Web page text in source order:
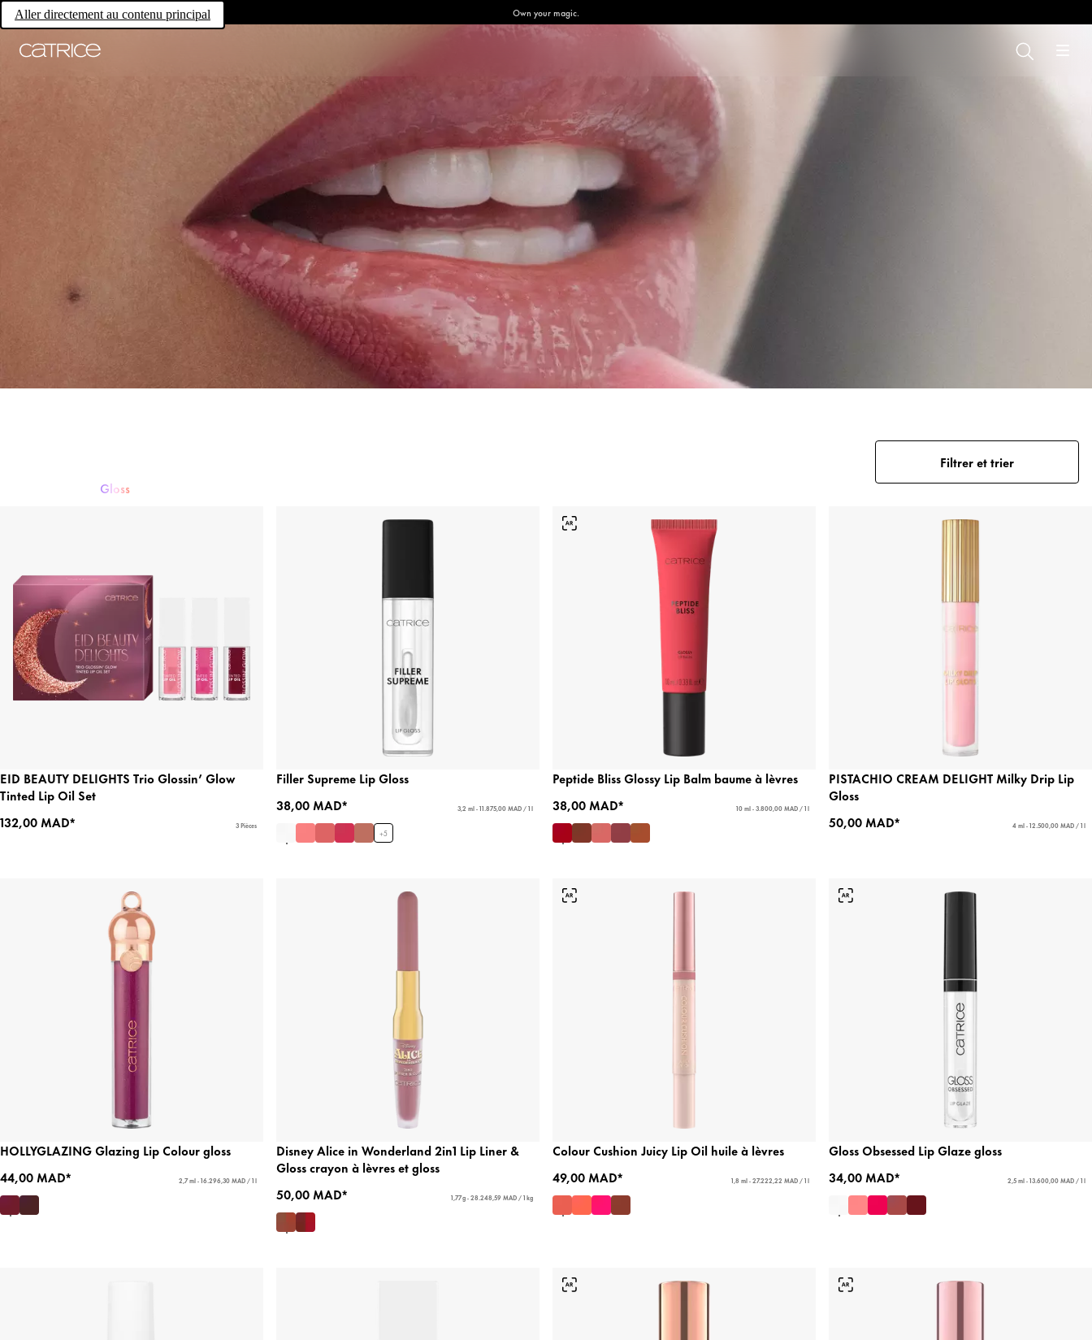
Aller directement au contenu principal Own your magic.
Gloss
Filtrer et trier
EID BEAUTY DELIGHTS Trio Glossin’ Glow
Tinted Lip Oil Set
132,00 MAD*
3 Pièces
Filler Supreme Lip Gloss
38,00 MAD*
3,2 ml - 11.875,00 MAD / 1 l
+5
Peptide Bliss Glossy Lip Balm baume à lèvres
38,00 MAD*
10 ml - 3.800,00 MAD / 1 l
PISTACHIO CREAM DELIGHT Milky Drip Lip
Gloss
50,00 MAD*
4 ml - 12.500,00 MAD / 1 l
HOLLYGLAZING Glazing Lip Colour gloss
44,00 MAD*
2,7 ml - 16.296,30 MAD / 1 l
Disney Alice in Wonderland 2in1 Lip Liner &
Gloss crayon à lèvres et gloss
50,00 MAD*
1,77 g - 28.248,59 MAD / 1 kg
Colour Cushion Juicy Lip Oil huile à lèvres
49,00 MAD*
1,8 ml - 27.222,22 MAD / 1 l
Gloss Obsessed Lip Glaze gloss
34,00 MAD*
2,5 ml - 13.600,00 MAD / 1 l